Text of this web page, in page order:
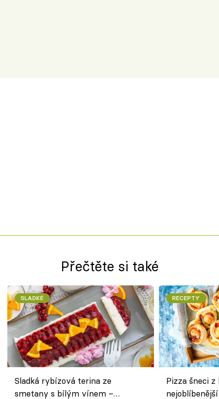
Přečtěte si také
SLADKÉ
Sladká rybízová terina ze
smetany s bílým vínem –
RECEPTY
Pizza šneci